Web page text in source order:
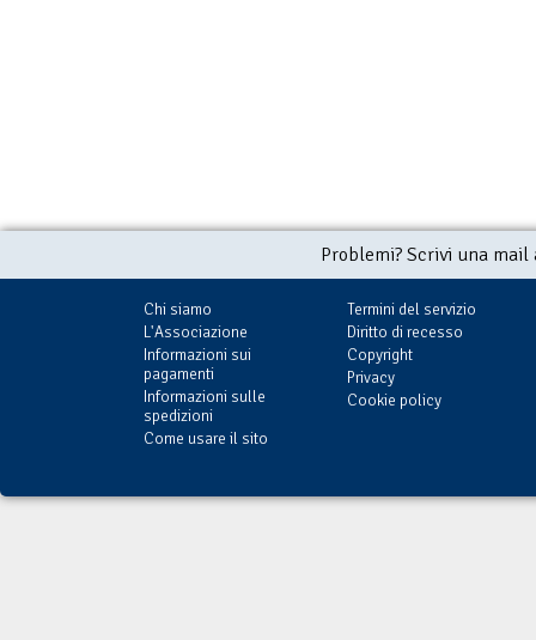
Problemi? Scrivi una
Chi siamo
L'Associazione
Informazioni sui
pagamenti
Informazioni sulle
spedizioni
Come usare il sito
Termini del servizio
Diritto di recesso
Copyright
Privacy
Cookie policy